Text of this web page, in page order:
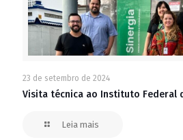
23 de setembro de 2024
Visita técnica ao Instituto Federal
Leia mais